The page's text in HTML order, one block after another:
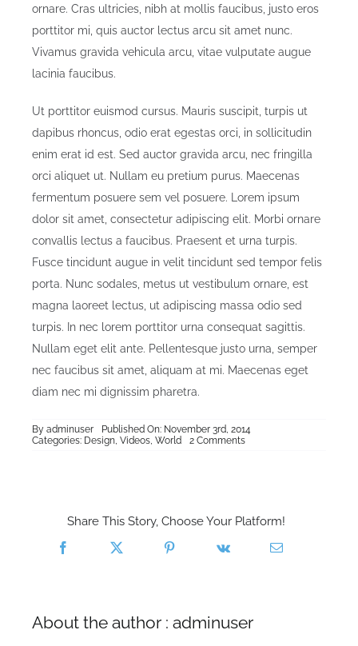
ornare. Cras ultricies, nibh at mollis faucibus, justo eros
porttitor mi, quis auctor lectus arcu sit amet nunc.
Vivamus gravida vehicula arcu, vitae vulputate augue
lacinia faucibus.
Ut porttitor euismod cursus. Mauris suscipit, turpis ut
dapibus rhoncus, odio erat egestas orci, in sollicitudin
enim erat id est. Sed auctor gravida arcu, nec fringilla
orci aliquet ut. Nullam eu pretium purus. Maecenas
fermentum posuere sem vel posuere. Lorem ipsum
dolor sit amet, consectetur adipiscing elit. Morbi ornare
convallis lectus a faucibus. Praesent et urna turpis.
Fusce tincidunt augue in velit tincidunt sed tempor felis
porta. Nunc sodales, metus ut vestibulum ornare, est
magna laoreet lectus, ut adipiscing massa odio sed
turpis. In nec lorem porttitor urna consequat sagittis.
Nullam eget elit ante. Pellentesque justo urna, semper
nec faucibus sit amet, aliquam at mi. Maecenas eget
diam nec mi dignissim pharetra.
By adminuser
Published On: November 3rd, 2014
Categories: Design, Videos, World 2 Commentson
Share This Story, Choose Your Platform!
About the author : adminuser